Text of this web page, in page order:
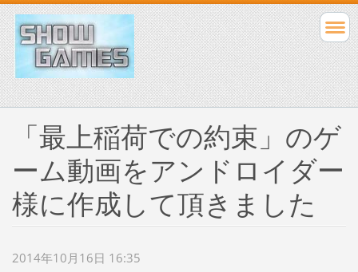
「最上稲荷での約束」のゲ
ーム動画をアンドロイダー
様に作成して頂きました
2014年10月16日 16:35